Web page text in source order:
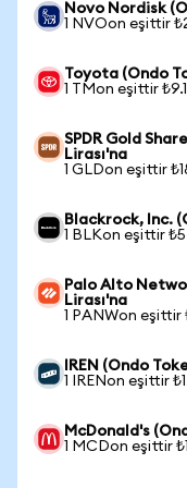
Novo Nordisk
1 NVOon eşittir
Toyota (Ondo
1 TMon eşittir
SPDR Gold
Lirası'na
1 GLDon eşittir
Blackrock, Inc.
1 BLKon eşittir
Palo Alto
Lirası'na
1 PANWon eşittir
IREN (Ondo
1 IRENon eşittir
McDonald's
1 MCDon eşittir